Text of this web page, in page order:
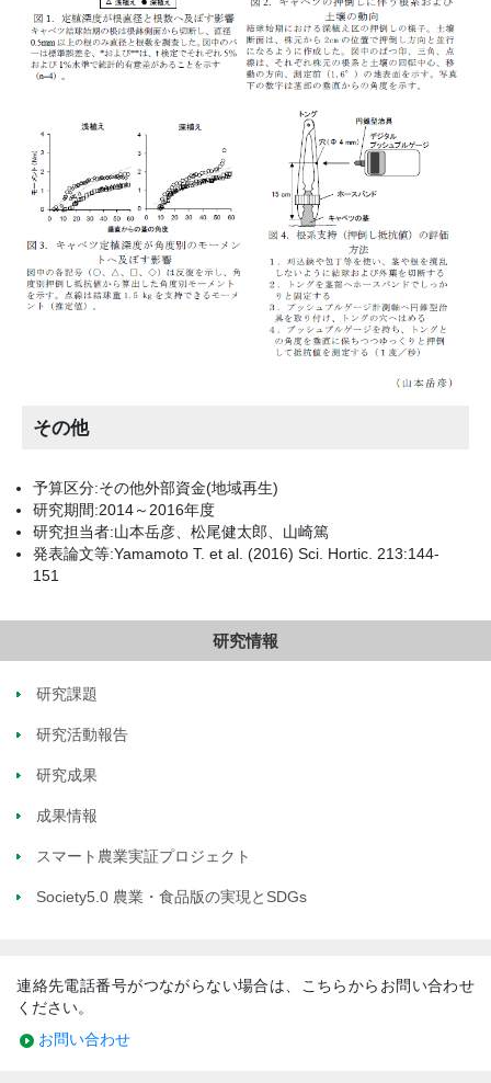
その他
予算区分:その他外部資金(地域再生)
研究期間:2014～2016年度
研究担当者:山本岳彦、松尾健太郎、山崎篤
発表論文等:Yamamoto T. et al. (2016) Sci. Hortic. 213:144-
151
研究情報
研究課題
研究活動報告
研究成果
成果情報
スマート農業実証プロジェクト
Society5.0 農業・食品版の実現とSDGs
連絡先電話番号がつながらない場合は、こちらからお問い合わせ
ください。
お問い合わせ